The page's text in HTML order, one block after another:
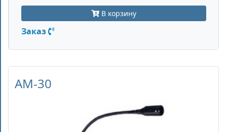
В корзину
Заказ
AM-30